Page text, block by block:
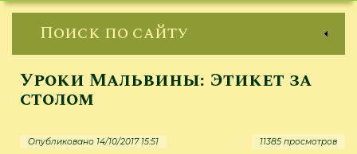
Поиск по сайту
Уроки Мальвины: Этикет за
столом
Опубликовано 14/10/2017 15:51 11385 просмотров